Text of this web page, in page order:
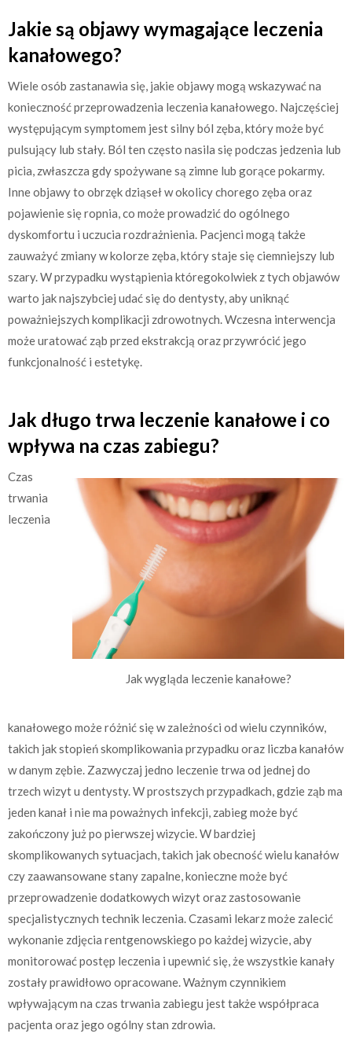
Jakie są objawy wymagające leczenia
kanałowego?
Wiele osób zastanawia się, jakie objawy mogą wskazywać na
konieczność przeprowadzenia leczenia kanałowego. Najczęściej
występującym symptomem jest silny ból zęba, który może być
pulsujący lub stały. Ból ten często nasila się podczas jedzenia lub
picia, zwłaszcza gdy spożywane są zimne lub gorące pokarmy.
Inne objawy to obrzęk dziąseł w okolicy chorego zęba oraz
pojawienie się ropnia, co może prowadzić do ogólnego
dyskomfortu i uczucia rozdrażnienia. Pacjenci mogą także
zauważyć zmiany w kolorze zęba, który staje się ciemniejszy lub
szary. W przypadku wystąpienia któregokolwiek z tych objawów
warto jak najszybciej udać się do dentysty, aby uniknąć
poważniejszych komplikacji zdrowotnych. Wczesna interwencja
może uratować ząb przed ekstrakcją oraz przywrócić jego
funkcjonalność i estetykę.
Jak długo trwa leczenie kanałowe i co
wpływa na czas zabiegu?
Jak wygląda leczenie kanałowe?
Czas
trwania
leczenia
kanałowego może różnić się w zależności od wielu czynników,
takich jak stopień skomplikowania przypadku oraz liczba kanałów
w danym zębie. Zazwyczaj jedno leczenie trwa od jednej do
trzech wizyt u dentysty. W prostszych przypadkach, gdzie ząb ma
jeden kanał i nie ma poważnych infekcji, zabieg może być
zakończony już po pierwszej wizycie. W bardziej
skomplikowanych sytuacjach, takich jak obecność wielu kanałów
czy zaawansowane stany zapalne, konieczne może być
przeprowadzenie dodatkowych wizyt oraz zastosowanie
specjalistycznych technik leczenia. Czasami lekarz może zalecić
wykonanie zdjęcia rentgenowskiego po każdej wizycie, aby
monitorować postęp leczenia i upewnić się, że wszystkie kanały
zostały prawidłowo opracowane. Ważnym czynnikiem
wpływającym na czas trwania zabiegu jest także współpraca
pacjenta oraz jego ogólny stan zdrowia.